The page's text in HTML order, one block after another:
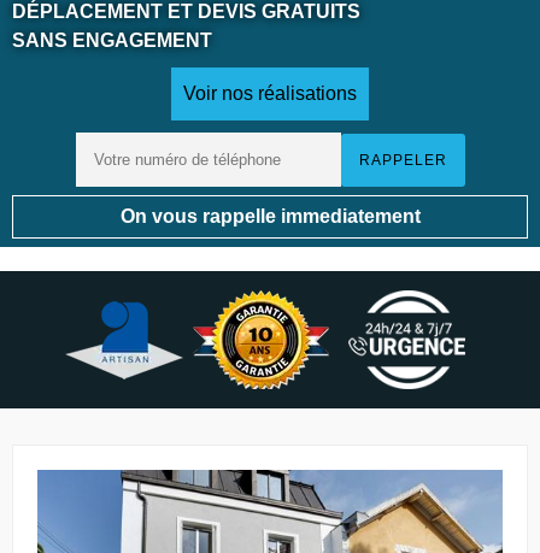
DÉPLACEMENT ET DEVIS GRATUITS
SANS ENGAGEMENT
Voir nos réalisations
On vous rappelle immediatement